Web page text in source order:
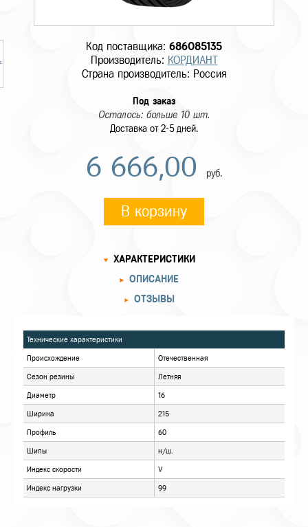
Код поставщика: 686085135
Производитель: КОРДИАНТ
Страна производитель: Россия
Под заказ
Осталось: больше 10 шт.
Доставка от 2-5 дней.
6 666,00 руб.
В корзину
ОПИСАНИЕ
ОТЗЫВЫ